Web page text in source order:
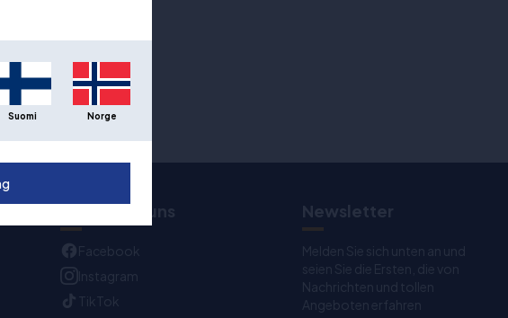
Folgen Sie uns
Facebook
Instagram
TikTok
Newsletter
Melden Sie sich unten an und
seien Sie die Ersten, die von
Nachrichten und tollen
Angeboten erfahren
Suomi Norge